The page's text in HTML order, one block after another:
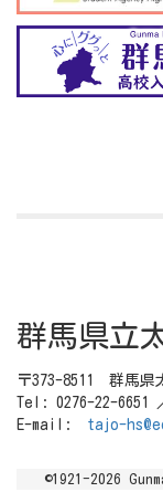
群馬県立
〒373-8511 群馬県
Tel: 0276-22-6651
E-mail: tajo-
©1921-2026